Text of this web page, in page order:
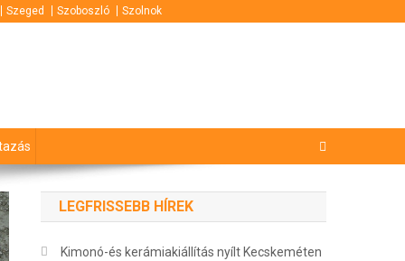
Szeged Szoboszló Szolnok
LEGFRISSEBB HÍREK
Kimonó-és kerámiakiállítás nyílt Kecskeméten